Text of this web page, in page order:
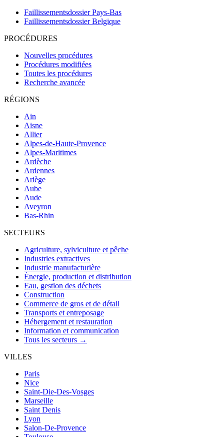
Faillissementsdossier Pays-Bas
Faillissementsdossier Belgique
PROCÉDURES
Nouvelles procédures
Procédures modifiées
Toutes les procédures
Recherche avancée
RÉGIONS
Ain
Aisne
Allier
Alpes-de-Haute-Provence
Alpes-Maritimes
Ardèche
Ardennes
Ariège
Aube
Aude
Aveyron
Bas-Rhin
SECTEURS
Agriculture, sylviculture et pêche
Industries extractives
Industrie manufacturière
Énergie, production et distribution
Eau, gestion des déchets
Construction
Commerce de gros et de détail
Transports et entreposage
Hébergement et restauration
Information et communication
Tous les secteurs →
VILLES
Paris
Nice
Saint-Die-Des-Vosges
Marseille
Saint Denis
Lyon
Salon-De-Provence